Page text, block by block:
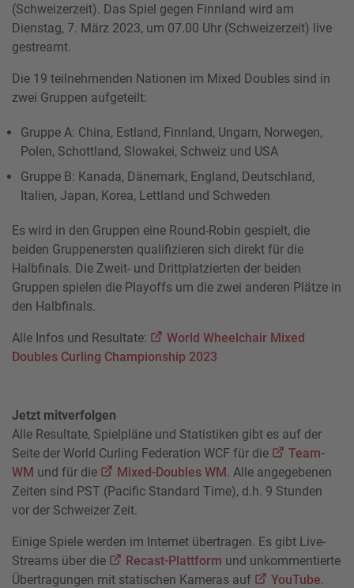
(Schweizerzeit). Das Spiel gegen Finnland wird am
Dienstag, 7. März 2023, um 07.00 Uhr (Schweizerzeit) live
gestreamt.
Die 19 teilnehmenden Nationen im Mixed Doubles sind in
zwei Gruppen aufgeteilt:
Gruppe A: China, Estland, Finnland, Ungarn, Norwegen,
Polen, Schottland, Slowakei, Schweiz und USA
Gruppe B: Kanada, Dänemark, England, Deutschland,
Italien, Japan, Korea, Lettland und Schweden
Es wird in den Gruppen eine Round-Robin gespielt, die
beiden Gruppenersten qualifizieren sich direkt für die
Halbfinals. Die Zweit- und Drittplatzierten der beiden
Gruppen spielen die Playoffs um die zwei anderen Plätze in
den Halbfinals.
Alle Infos und Resultate:
World Wheelchair Mixed
Doubles Curling Championship 2023
Jetzt mitverfolgen
Alle Resultate, Spielpläne und Statistiken gibt es auf der
Seite der World Curling Federation WCF für die
Team-
WM und für die Mixed-Doubles WM. Alle angegebenen
Zeiten sind PST (Pacific Standard Time), d.h. 9 Stunden
vor der Schweizer Zeit.
Einige Spiele werden im Internet übertragen. Es gibt Live-
Streams über die
Recast-Plattform und unkommentierte
Übertragungen mit statischen Kameras auf
YouTube.